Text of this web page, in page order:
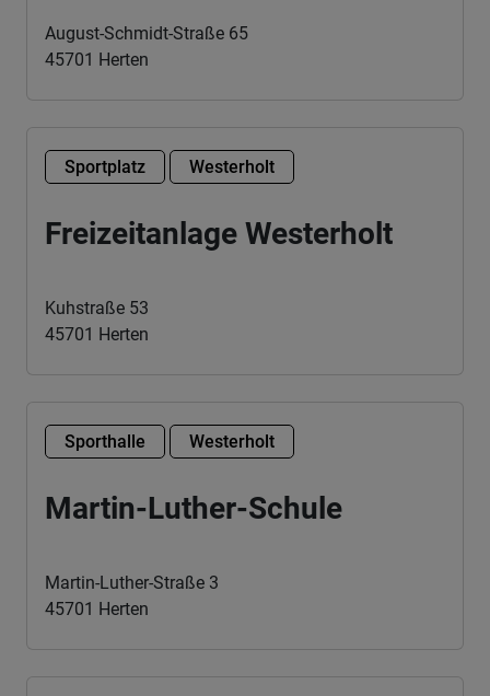
August-Schmidt-Straße 65
45701 Herten
Sportplatz Westerholt
Freizeitanlage Westerholt
Kuhstraße 53
45701 Herten
Sporthalle Westerholt
Martin-Luther-Schule
Martin-Luther-Straße 3
45701 Herten